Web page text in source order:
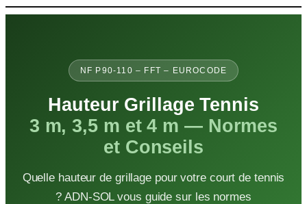
Aller
NF P90-110 – FFT – EUROCODE
Hauteur Grillage Tennis
3 m, 3,5 m et 4 m — Normes
et Conseils
Quelle hauteur de grillage pour votre court de tennis
? ADN-SOL vous guide sur les normes